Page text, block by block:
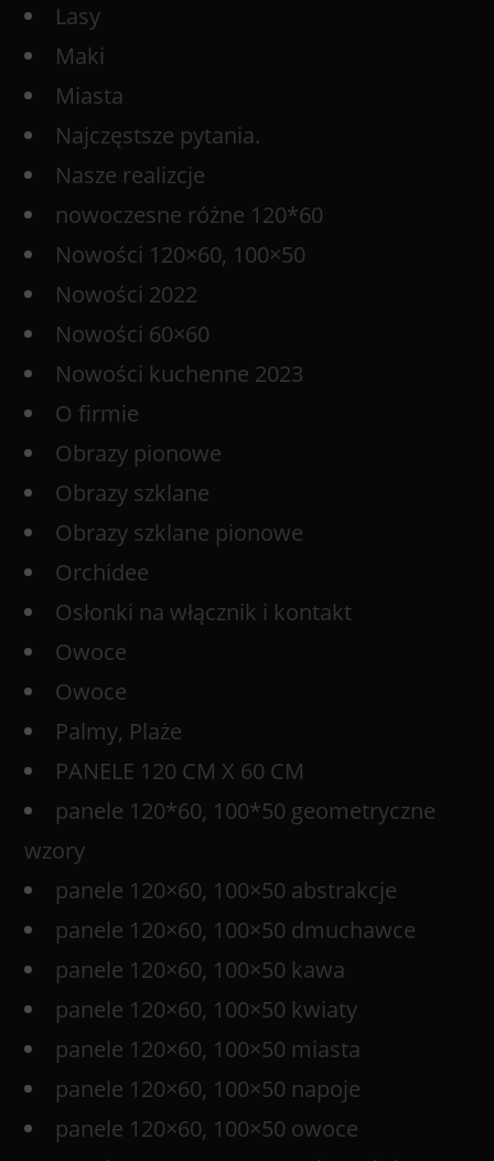
Lasy
Maki
Miasta
Najczęstsze pytania.
Nasze realizcje
nowoczesne różne 120*60
Nowości 120×60, 100×50
Nowości 2022
Nowości 60×60
Nowości kuchenne 2023
O firmie
Obrazy pionowe
Obrazy szklane
Obrazy szklane pionowe
Orchidee
Osłonki na włącznik i kontakt
Owoce
Owoce
Palmy, Plaże
PANELE 120 CM X 60 CM
panele 120*60, 100*50 geometryczne
wzory
panele 120×60, 100×50 abstrakcje
panele 120×60, 100×50 dmuchawce
panele 120×60, 100×50 kawa
panele 120×60, 100×50 kwiaty
panele 120×60, 100×50 miasta
panele 120×60, 100×50 napoje
panele 120×60, 100×50 owoce